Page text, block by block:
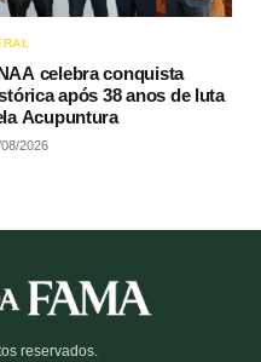
celebra conquista
após 38 anos de luta
Acupuntura
2026
reservados.